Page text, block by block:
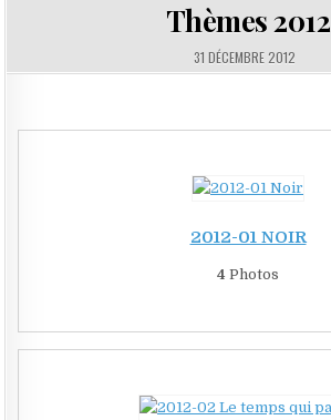
Thèmes 2012
PUBLISHED DATE:
31 DÉCEMBRE 2012
2012-01 NOIR
4 Photos